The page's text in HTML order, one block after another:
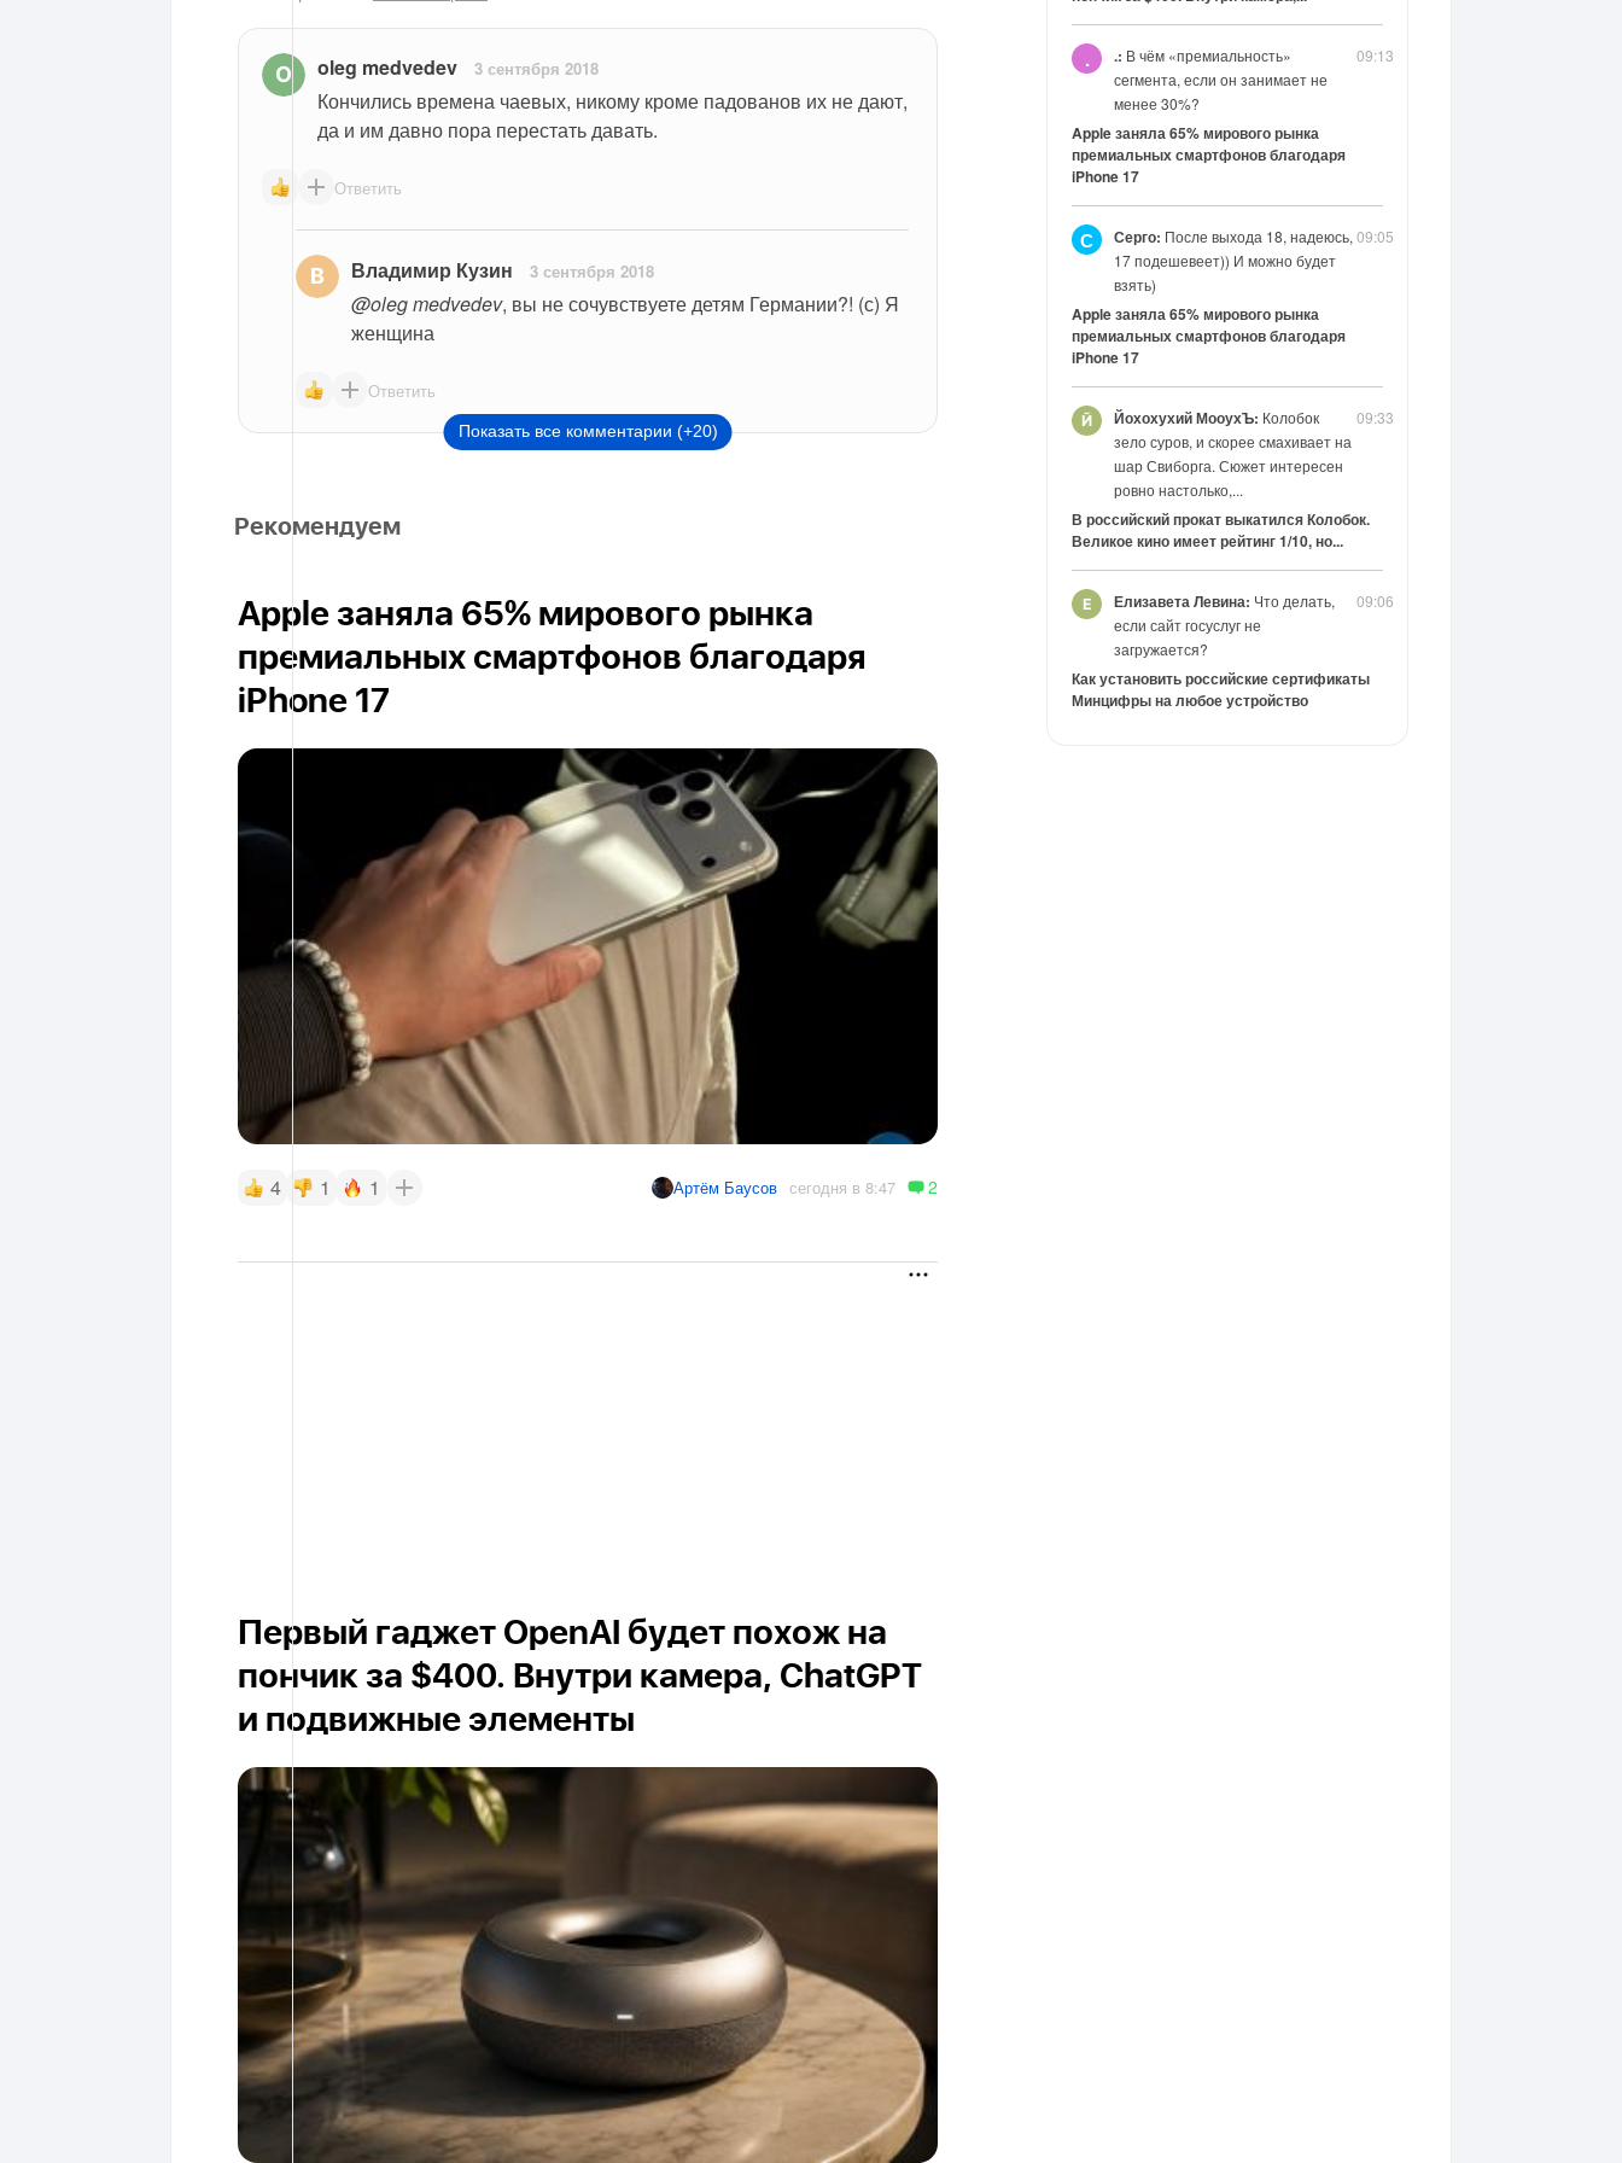
oleg medvedev 3 сентября 2018
Кончились времена чаевых, никому кроме падованов их не дают,
да и им давно пора перестать давать.
Ответить
Владимир Кузин 3 сентября 2018
@oleg medvedev, вы не сочувствуете детям Германии?! (с) Я
женщина
Ответить
Показать все комментарии (+20)
Рекомендуем
Apple заняла 65% мирового рынка
премиальных смартфонов благодаря
iPhone 17
4 1 1 Артём Баусов сегодня в 8:47 2
1 Артём Баусов
Флагманская модель ChatGPT 5.6 Sol
стала умнее в простом общении, а для
09:13
. .: В чём «премиальность»
сегмента, если он занимает не
менее 30%?
Apple заняла 65% мирового рынка
премиальных смартфонов благодаря
iPhone 17
09:05
С Серго: После выхода 18, надеюсь,
17 подешевеет)) И можно будет
взять)
Apple заняла 65% мирового рынка
премиальных смартфонов благодаря
iPhone 17
09:33
Йохохухий МооухЪ: Колобок
зело суров, и скорее смахивает на
шар Свиборга. Сюжет интересен
ровно настолько,...
В российский прокат выкатился Колобок.
Великое кино имеет рейтинг 1/10, но...
09:06
Елизавета Левина: Что делать,
если сайт госуслуг не
загружается?
Как установить российские сертификаты
Минцифры на любое устройство